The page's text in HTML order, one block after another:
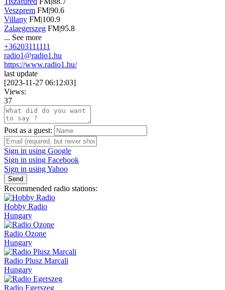
Veszprem FM|90.6
Villany FM|100.9
Zalaegerszeg FM|95.8
... See more
+36203111111
radio1@radio1.hu
https://www.radio1.hu/
last update
[2023-11-27 06:12:03]
Views:
37
Post as a guest:
Sign in using Google
Sign in using Facebook
Sign in using Yahoo
Send
Recommended radio stations:
Hobby Radio
Hungary
Radio Ozone
Hungary
Radio Plusz Marcali
Hungary
Radio Egerszeg